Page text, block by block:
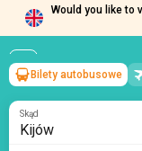
Would you like to
Kijów→Katowice
pt, 7 sierpnia/1 pasażer
Bilety autobusowe
Skąd